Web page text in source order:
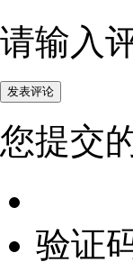
请输入
您提交
验证